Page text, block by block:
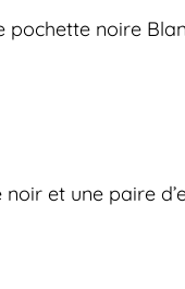
pochette noire
et une paire